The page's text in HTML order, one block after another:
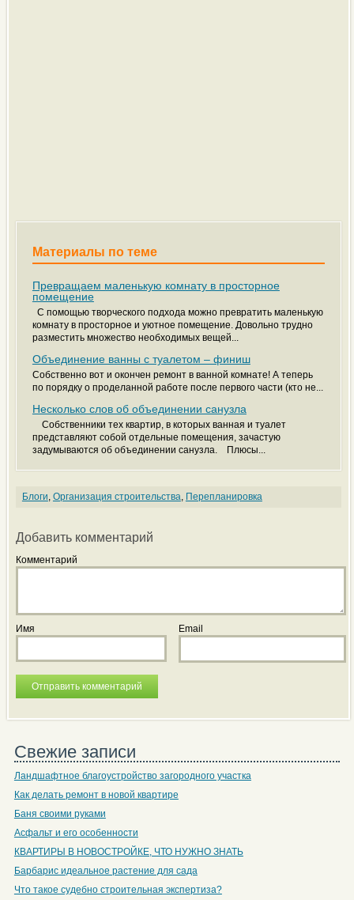
Материалы по теме
Превращаем маленькую комнату в просторное
помещение
С помощью творческого подхода можно превратить маленькую
комнату в просторное и уютное помещение. Довольно трудно
разместить множество необходимых вещей...
Объединение ванны с туалетом – финиш
Собственно вот и окончен ремонт в ванной комнате! А теперь
по порядку о проделанной работе после первого части (кто не...
Несколько слов об объединении санузла
Собственники тех квартир, в которых ванная и туалет
представляют собой отдельные помещения, зачастую
задумываются об объединении санузла. Плюсы...
Блоги, Организация строительства, Перепланировка
Добавить комментарий
Комментарий
Имя Email
Свежие записи
Ландшафтное благоустройство загородного участка
Как делать ремонт в новой квартире
Баня своими руками
Асфальт и его особенности
КВАРТИРЫ В НОВОСТРОЙКЕ, ЧТО НУЖНО ЗНАТЬ
Барбарис идеальное растение для сада
Что такое судебно строительная экспертиза?